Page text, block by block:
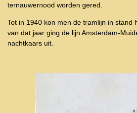
ternauwernood worden gered.
Tot in 1940 kon men de tramlijn in stand
van dat jaar ging de lijn Amsterdam-
nachtkaars uit.